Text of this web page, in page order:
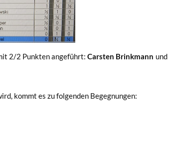
2/2 Punkten angeführt:Carsten Brinkmann und
kommt es zu folgenden Begegnungen: